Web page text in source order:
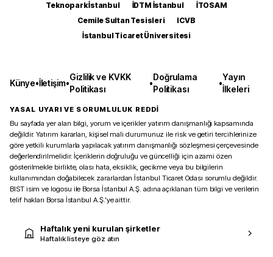
Teknopark İstanbul
İDTM İstanbul
İTOSAM
Cemile Sultan Tesisleri
ICVB
İstanbul Ticaret Üniversitesi
Künye•İletişim•
Gizlilik ve KVKK
Politikası
•
Doğrulama
Politikası
•
Yayın
İlkeleri
YASAL UYARI VE SORUMLULUK REDDİ
Bu sayfada yer alan bilgi, yorum ve içerikler yatırım danışmanlığı kapsamında
değildir. Yatırım kararları, kişisel mali durumunuz ile risk ve getiri tercihlerinize
göre yetkili kurumlarla yapılacak yatırım danışmanlığı sözleşmesi çerçevesinde
değerlendirilmelidir. İçeriklerin doğruluğu ve güncelliği için azami özen
gösterilmekle birlikte, olası hata, eksiklik, gecikme veya bu bilgilerin
kullanımından doğabilecek zararlardan İstanbul Ticaret Odası sorumlu değildir.
BIST isim ve logosu ile Borsa İstanbul A.Ş. adına açıklanan tüm bilgi ve verilerin
telif hakları Borsa İstanbul A.Ş.’ye aittir.
Haftalık yeni kurulan şirketler
Haftalık listeye göz atın